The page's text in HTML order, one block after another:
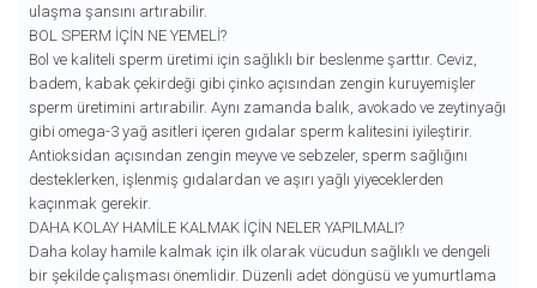
ulaşma şansını artırabilir.
BOL SPERM İÇIN NE YEMELI?
Bol ve kaliteli sperm üretimi için sağlıklı bir beslenme şarttır. Ceviz,
badem, kabak çekirdeği gibi çinko açısından zengin kuruyemişler
sperm üretimini artırabilir. Aynı zamanda balık, avokado ve zeytinyağı
gibi omega-3 yağ asitleri içeren gıdalar sperm kalitesini iyileştirir.
Antioksidan açısından zengin meyve ve sebzeler, sperm sağlığını
desteklerken, işlenmiş gıdalardan ve aşırı yağlı yiyeceklerden
kaçınmak gerekir.
DAHA KOLAY HAMILE KALMAK İÇIN NELER YAPILMALI?
Daha kolay hamile kalmak için ilk olarak vücudun sağlıklı ve dengeli
bir şekilde çalışması önemlidir. Düzenli adet döngüsü ve yumurtlama